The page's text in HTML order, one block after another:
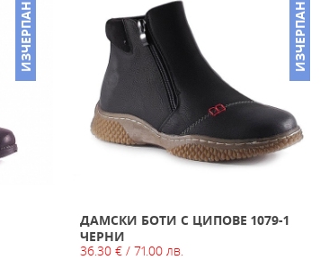
ИЗЧЕРПАН ИЗЧЕРПАН
ДАМСКИ БОТИ С ЦИПОВЕ 1079-1
ЧЕРНИ
36.30 € / 71.00 лв.